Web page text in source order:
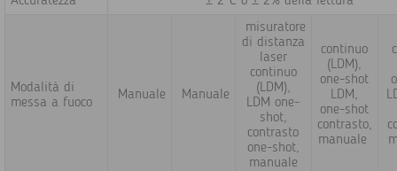
Modalità di
messa a fuoco
Manuale Manuale
misuratore
di distanza
laser
continuo
(LDM),
LDM one-
shot,
contrasto
one-shot,
manuale
continuo
(LDM),
one-shot
LDM,
one-shot
contrasto,
manuale